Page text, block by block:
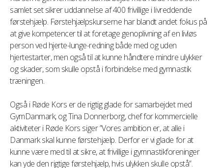
samlet set sikrer uddannelse af 400 frivillige i livreddende
førstehjælp. Førstehjælpskurserne har blandt andet fokus på
at give kompetencer til at foretage genoplivning af en livløs
person ved hjerte-lunge-redning både med og uden
hjertestarter, men også til at kunne håndtere mindre ulykker
og skader, som skulle opstå i forbindelse med gymnastik
træningen.
Også i Røde Kors er de rigtig glade for samarbejdet med
GymDanmark, og Tina Donnerborg, chef for kommercielle
aktiviteter i Røde Kors siger ”Vores ambition er, at alle i
Danmark skal kunne førstehjælp. Derfor er vi glade for at
kunne være med til at sikre, at frivillige i gymnastikforeninger
kan yde den rigtige førstehjælp, hvis ulykken skulle opstå”.